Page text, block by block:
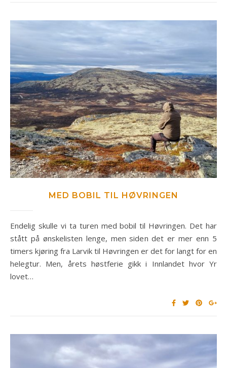
MED BOBIL TIL HØVRINGEN
Endelig skulle vi ta turen med bobil til Høvringen. Det har
stått på ønskelisten lenge, men siden det er mer enn 5
timers kjøring fra Larvik til Høvringen er det for langt for en
helegtur. Men, årets høstferie gikk i Innlandet hvor Yr
lovet…